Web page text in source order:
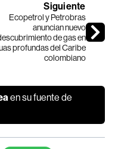
Siguiente
Ecopetrol y Petrobras
anuncian nuevo
de gas en
profundas del Caribe
colombiano
en su fuente de